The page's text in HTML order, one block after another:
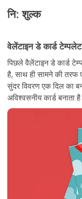
नि: शुल्क
वेलेंटाइन डे कार्ड
पिछले वैलेंटाइन डे कार्ड
है, साथ ही सामने की तरफ
सुंदर विवरण एक दिल का
अविश्वसनीय कार्ड बनाता